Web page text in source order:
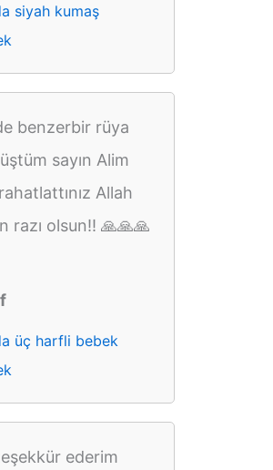
siyah kumaş
benzerbir rüya
sayın Alim
Allah
razı olsun!! 🙏🙏🙏
üç harfli bebek
ederim